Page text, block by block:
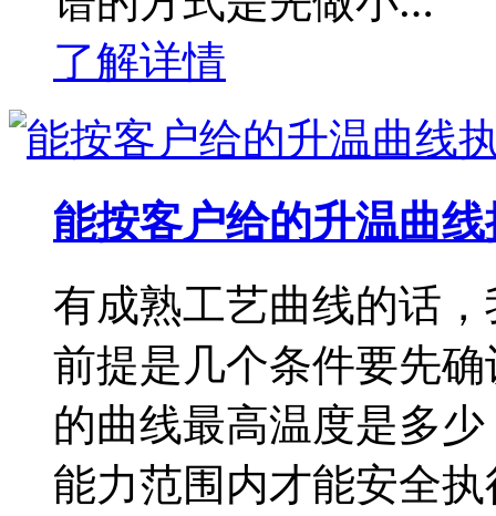
了解详情
能按客户给的升温曲
有成熟工艺曲线的话
前提是几个条件要先
的曲线最高温度是多
能力范围内才能安全